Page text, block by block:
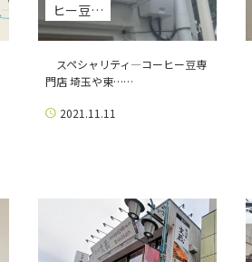
ヒー豆…
スペシャリティ―コーヒー豆専
門店 埼玉や東……
2021.11.11